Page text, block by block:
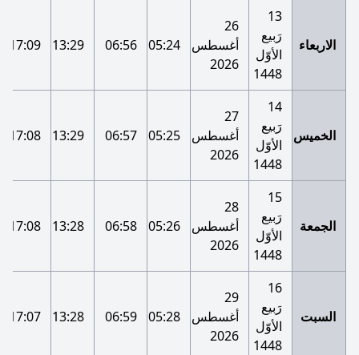
الاربعاء
13
رَبيع
الأوّل
1448
26
أغسطس
2026
05:24
06:56
13:29
17:09
الخميس
14
رَبيع
الأوّل
1448
27
أغسطس
2026
05:25
06:57
13:29
17:08
الجمعة
15
رَبيع
الأوّل
1448
28
أغسطس
2026
05:26
06:58
13:28
17:08
السبت
16
رَبيع
الأوّل
1448
29
أغسطس
2026
05:28
06:59
13:28
17:07